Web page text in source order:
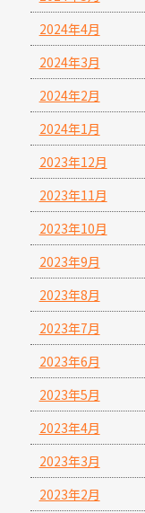
2024年4月
2024年3月
2024年2月
2024年1月
2023年12月
2023年11月
2023年10月
2023年9月
2023年8月
2023年7月
2023年6月
2023年5月
2023年4月
2023年3月
2023年2月